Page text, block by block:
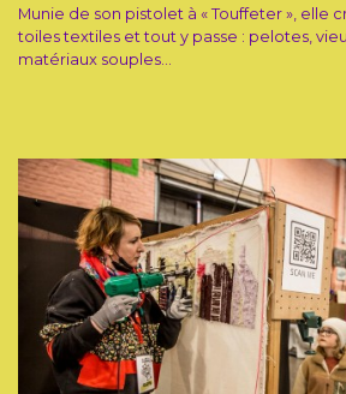
Munie de son pistolet à « Touffeter », elle
toiles textiles et tout y passe : pelotes,
matériaux souples...